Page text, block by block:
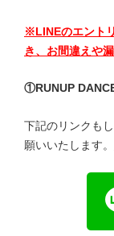
※LINEのエント
き、お間違えや
①RUNUP
下記のリンクも
願いいたします。